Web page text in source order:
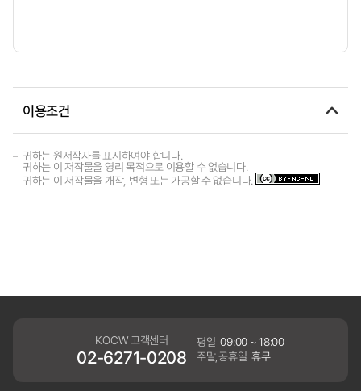
이용조건
귀하는 원저작자를 표시하여야 합니다.
귀하는 이 저작물을 영리 목적으로 이용할 수 없습니다.
귀하는 이 저작물을 개작, 변형 또는 가공할 수 없습니다.
KOCW 고객센터
02-6271-0208
평일 09:00 ~ 18:00
주말,공휴일 휴무